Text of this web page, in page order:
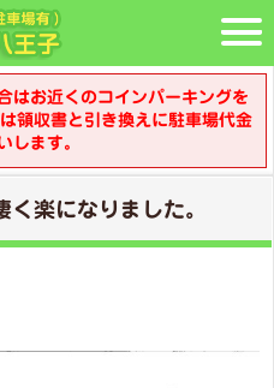
はお近くのコインパーキングを
領収書と引き換えに駐車場代金
します。
楽になりました。